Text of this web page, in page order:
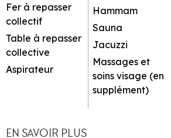
Fer à repasser
collectif
Table à repasser
collective
Aspirateur
Hammam
Sauna
Jacuzzi
Massages et
soins visage (en
supplément)
EN SAVOIR PLUS